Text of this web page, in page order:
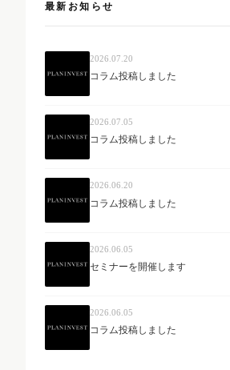
最新お知らせ
2026.07.20
コラム投稿しました
2026.07.05
コラム投稿しました
2026.06.20
コラム投稿しました
2026.06.05
セミナーを開催します
2026.06.05
コラム投稿しました